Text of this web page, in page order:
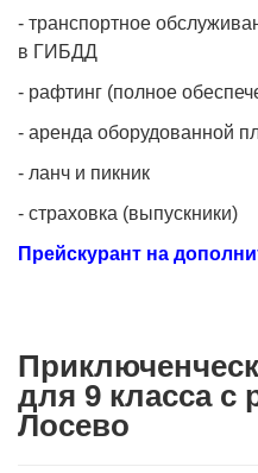
- транспортное
в ГИБДД
- рафтинг (полное
- аренда оборудованной
- ланч и пикник
- страховка (выпускники)
Прейскурант на
для 9 класса с
Лосево